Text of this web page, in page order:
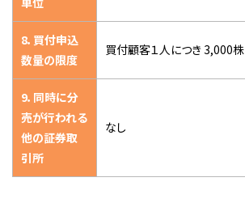
8．買付申込
数量の限度
買付顧客１人につき 3,000株
9．同時に分
売が行われる
他の証券取
引所
なし